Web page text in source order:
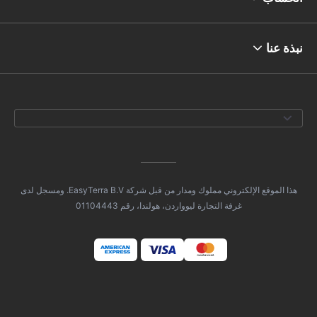
نبذة عنا
هذا الموقع الإلكتروني مملوك ومدار من قبل شركة EasyTerra B.V. ومسجل لدى
غرفة التجارة ليوواردن، هولندا، رقم 01104443